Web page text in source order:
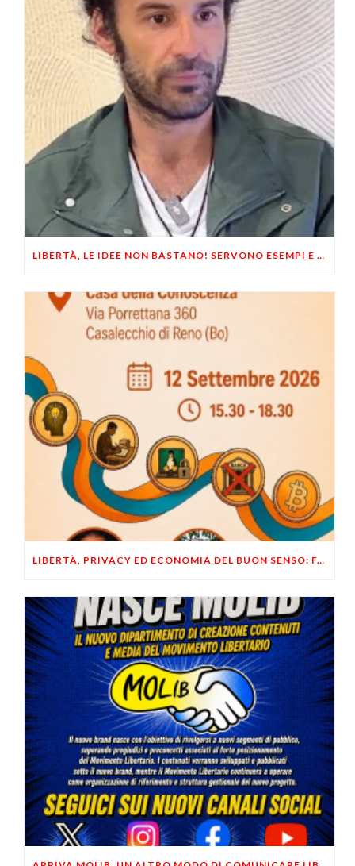
LIBERTÀ, LE IDEE NON BASTANO! SERVONO ESEMPI E UN PO’ DI COERENZA
LIBERTÀ, PRIVACY ED ECONOMIA DEL BUON SENSO: FACCO E MUSUMECI A CASALECCHIO DI RENO (BO)